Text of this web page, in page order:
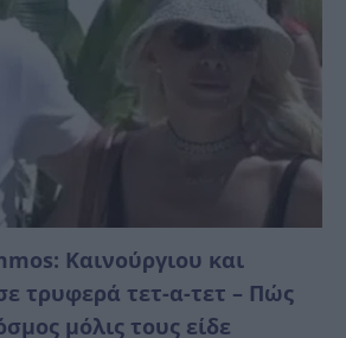
Καινούργιου και
τρυφερά τετ-α-τετ – Πώς
μόλις τους είδε